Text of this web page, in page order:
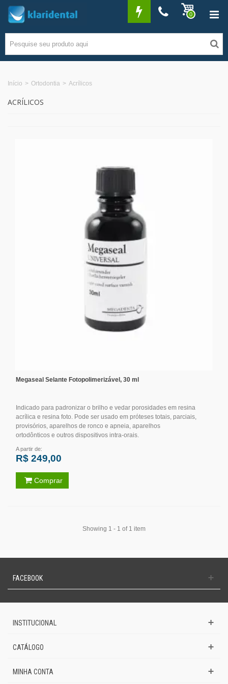
0
Início > Ortodontia > Acrílicos
ACRÍLICOS
Megaseal Selante Fotopolimerizável, 30 ml
Indicado para padronizar o brilho e vedar porosidades em resina
acrílica e resina foto. Pode ser usado em próteses totais, parciais,
provisórios, aparelhos de ronco e apneia, aparelhos
ortodônticos e outros dispositivos intra-orais.
A partir de:
R$ 249,00
Comprar
Showing 1 - 1 of 1 item
FACEBOOK
INSTITUCIONAL
CATÁLOGO
MINHA CONTA